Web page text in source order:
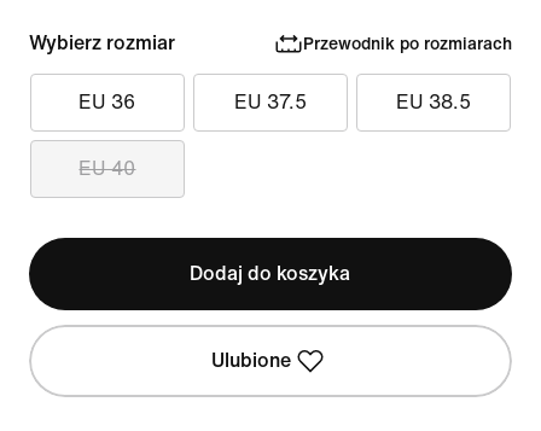
Wybierz rozmiar Przewodnik po rozmiarach
EU 36 EU 37.5 EU 38.5
EU 40
Dodaj do koszyka
Ulubione